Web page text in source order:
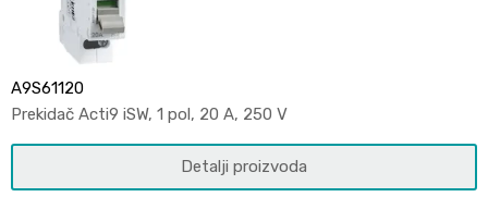
A9S61120
Prekidač Acti9 iSW, 1 pol, 20 A, 250 V
Detalji proizvoda